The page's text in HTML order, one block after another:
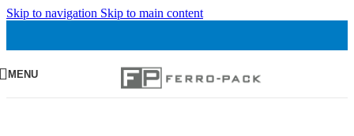
Skip to navigation Skip to main content
MENU